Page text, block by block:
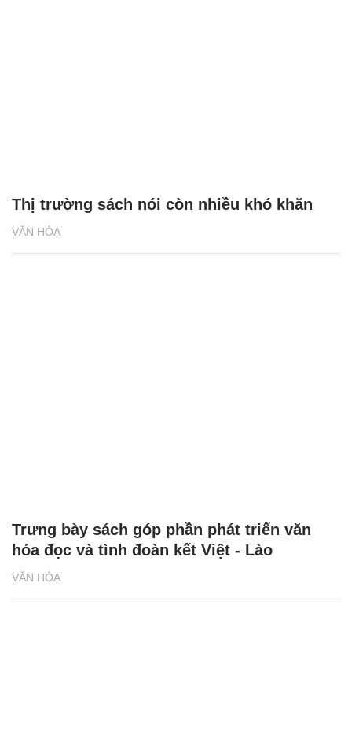
VĂN HÓA
Thị trường sách nói còn nhiều khó khăn
VĂN HÓA
Trưng bày sách góp phần phát triển văn
hóa đọc và tình đoàn kết Việt - Lào